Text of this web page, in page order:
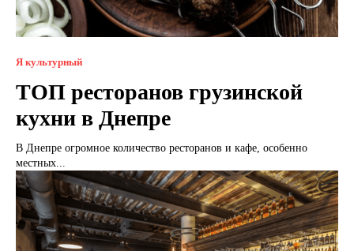
Я культурный
ТОП ресторанов грузинской
кухни в Днепре
В Днепре огромное количество ресторанов и кафе, особенно
местных...